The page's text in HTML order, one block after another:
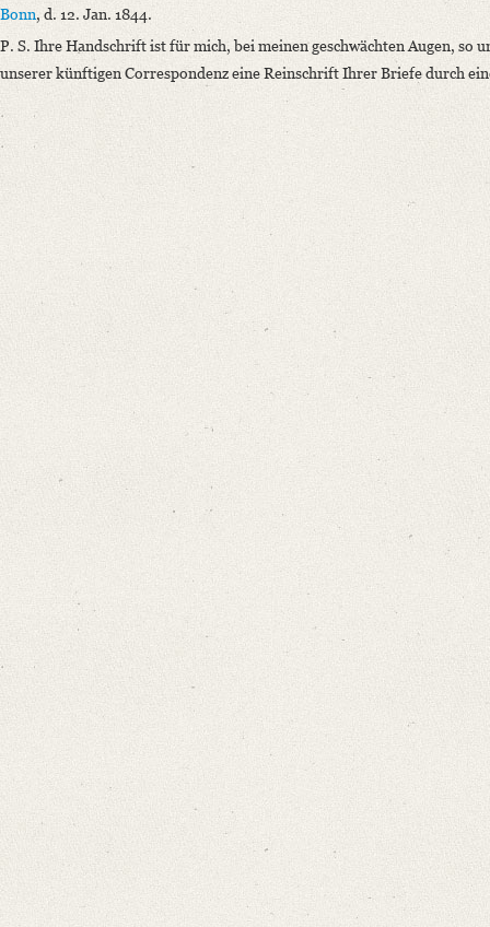
Bonn, d. 12. Jan. 1844.
P. S. Ihre Handschrift ist für mich, bei meinen geschwächten Augen, so
unserer künftigen Correspondenz eine Reinschrift Ihrer Briefe durch